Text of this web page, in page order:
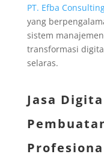
PT. Efba
yang
sistem
transformasi
selaras.
Jasa